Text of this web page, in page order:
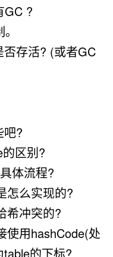
GC ?
存活? (或者GC
吧?
区别?
体流程?
怎么实现的?
希冲突的?
使用hashCode(处
的下标?